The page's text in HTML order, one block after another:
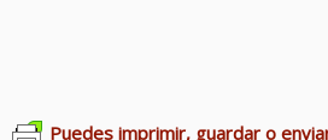
Puedes imprimir, guardar o